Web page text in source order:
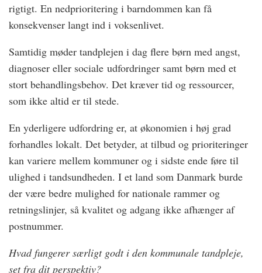
rigtigt. En nedprioritering i barndommen kan få
konsekvenser langt ind i voksenlivet.
Samtidig møder tandplejen i dag flere børn med angst,
diagnoser eller sociale udfordringer samt børn med et
stort behandlingsbehov. Det kræver tid og ressourcer,
som ikke altid er til stede.
En yderligere udfordring er, at økonomien i høj grad
forhandles lokalt. Det betyder, at tilbud og prioriteringer
kan variere mellem kommuner og i sidste ende føre til
ulighed i tandsundheden. I et land som Danmark burde
der være bedre mulighed for nationale rammer og
retningslinjer, så kvalitet og adgang ikke afhænger af
postnummer.
Hvad fungerer særligt godt i den kommunale tandpleje,
set fra dit perspektiv?